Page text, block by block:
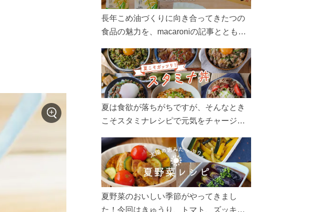
長年こめ油づくりに向き合ってきたつの
食品の魅力を、macaroniの記事とともに
ん、製造現場や品質へのこだわりまで。
こめ油をもっと好きになるコンテンツを
ぜひお楽しみください。
夏は食欲が落ちがちですが、そんなとき
こそスタミナレシピで元気をチャージ！
リ食べて、夏バテを吹き飛ばしましょ
う！
夏野菜のおいしい季節がやってきまし
た！今回はきゅうり、トマト、ズッキー